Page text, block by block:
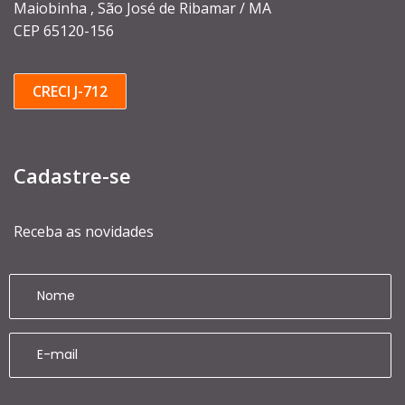
Maiobinha , São José de Ribamar / MA
CEP 65120-156
CRECI J-712
Cadastre-se
Receba as novidades